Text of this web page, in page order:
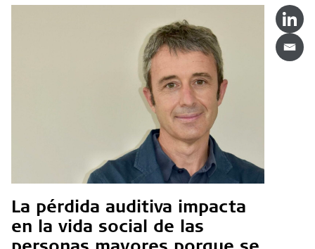
La pérdida auditiva impacta
en la vida social de las